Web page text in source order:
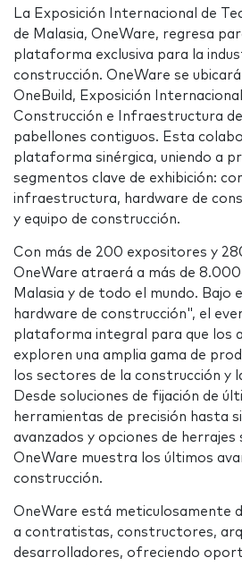
La Exposición Internacional de
de Malasia, OneWare, regresa
plataforma exclusiva para la
construcción. OneWare se
OneBuild, Exposición
Construcción e Infraestructura de
pabellones contiguos. Esta
plataforma sinérgica, uniendo a
segmentos clave de exhibición:
infraestructura, hardware de
y equipo de construcción.
Con más de 200 expositores y
OneWare atraerá a más de
Malasia y de todo el mundo. Bajo
hardware de construcción", el
plataforma integral para que los
exploren una amplia gama de
los sectores de la construcción y
Desde soluciones de fijación de
herramientas de precisión hasta
avanzados y opciones de herrajes
OneWare muestra los últimos
construcción.
OneWare está meticulosamente
a contratistas, constructores,
desarrolladores, ofreciendo